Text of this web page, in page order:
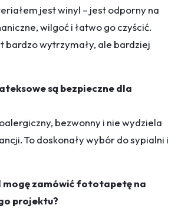
jest winyl – jest odporny na
wilgoć i łatwo go czyścić.
bardzo wytrzymały, ale bardziej
są bezpieczne dla
bezwonny i nie wydziela
To doskonały wybór do sypialni i
mogę zamówić fototapetę na
projektu?